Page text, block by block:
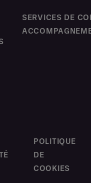
SERVICES DE
POLITIQUE
DE
COOKIES